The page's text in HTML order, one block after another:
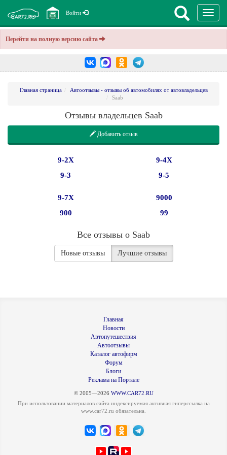
Перейти на полную версию сайта
Войти
Главная страница
Автоотзывы - отзывы об автомобилях от автовладельцев
Saab
Отзывы владельцев Saab
Добавить отзыв
9-2X
9-3
9-4X
9-5
9-7X
900
9000
99
Все отзывы о Saab
Новые отзывы Лучшие отзывы
Главная
Новости
Автопутешествия
Автоотзывы
Каталог автофирм
Форум
Блоги
Реклама на Портале
© 2005—2026 WWW.CAR72.RU
При использовании материалов сайта индексируемая активная гиперссылка на
www.car72.ru обязательна.